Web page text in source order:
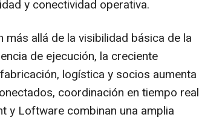
y conectividad operativa.
allá de la visibilidad básica de la
de ejecución, la creciente
logística y socios aumenta
coordinación en tiempo real
y Loftware combinan una amplia